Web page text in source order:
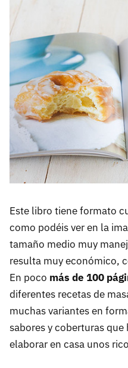
Este libro tiene formato
como podéis ver en la
tamaño medio muy
resulta muy económico,
En poco más de 100
diferentes recetas de
muchas variantes en
sabores y coberturas
elaborar en casa unos